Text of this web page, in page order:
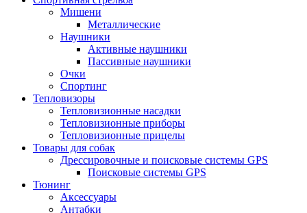
Мишени
Металлические
Наушники
Активные наушники
Пассивные наушники
Очки
Спортинг
Тепловизоры
Тепловизионные насадки
Тепловизионные приборы
Тепловизионные прицелы
Товары для собак
Дрессировочные и поисковые системы GPS
Поисковые системы GPS
Тюнинг
Аксессуары
Антабки